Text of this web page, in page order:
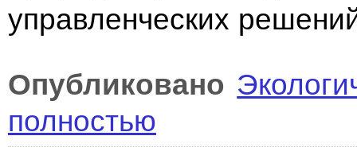
управленческих
Опубликовано
полностью